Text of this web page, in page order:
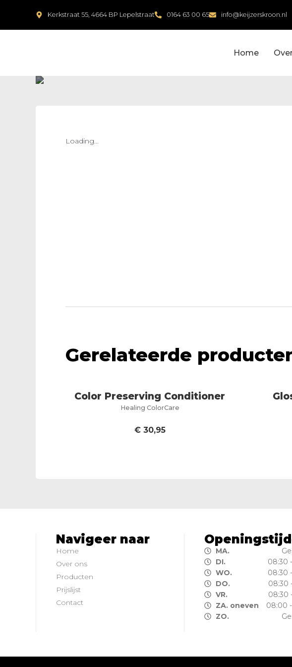
Kerkstraat 55, 4664 BP Lepelstraat 0164 63 00 65 info@keijzerskroon.nl
Home
Loading...
Gerelateerde
Color Preserving Conditioner
Healing ColorCare
€30,95
Navigeer naar
Home
Over ons
Producten
Prijslijst
Contact
MA.
DI.
08:30
WO.
08:30
DO.
08:30
VR.
08:30
ZA. oneven
08:00
ZO.